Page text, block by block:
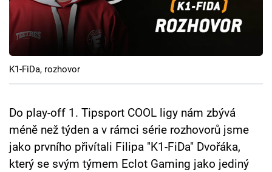
Cool Esport
Pořady
TV Program
Sledujte prima+
Přihlášení
K1-FiDa, rozhovor
Do play-off 1. Tipsport COOL ligy nám zbývá
méně než týden a v rámci série rozhovorů jsme
jako prvního přivítali Filipa "K1-FiDa" Dvořáka,
který se svým týmem Eclot Gaming jako jediný